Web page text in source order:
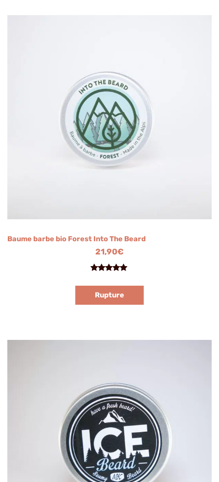
Baume barbe bio Forest Into The Beard
21,90€
basé sur
Rupture